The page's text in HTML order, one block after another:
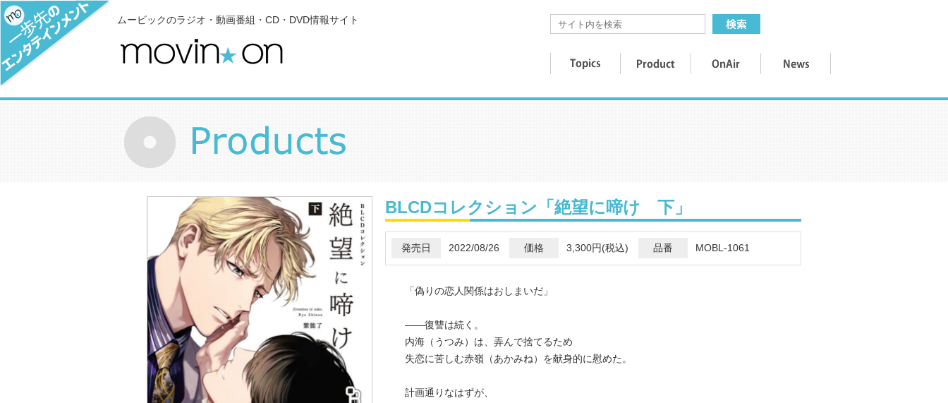
ムービックのラジオ・動画番組・CD・DVD情報サイト
BLCDコレクション「絶望に啼け 下」
発売日 2022/08/26 価格 3,300円(税込) 品番 MOBL-1061
「偽りの恋人関係はおしまいだ」
――復讐は続く。
内海（うつみ）は、弄んで捨てるため
失恋に苦しむ赤嶺（あかみね）を献身的に慰めた。
計画通りなはずが、